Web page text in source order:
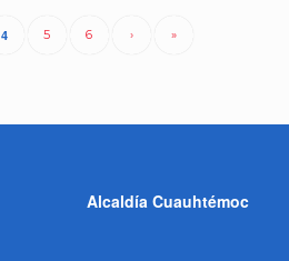
4 5 6 › »
Alcaldía Cuauhtémoc